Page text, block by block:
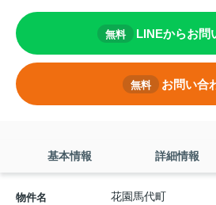
無料 LINEからお問
無料 お問い合
基本情報 詳細情報
物件名 花園馬代町